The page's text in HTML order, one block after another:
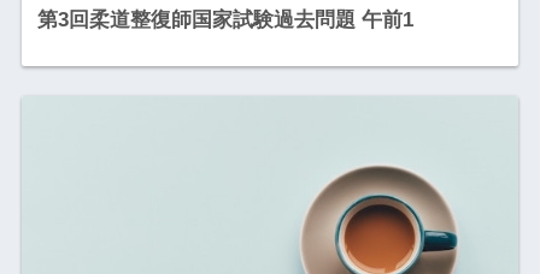
第3回柔道整復師国家試験過去問題 午前1